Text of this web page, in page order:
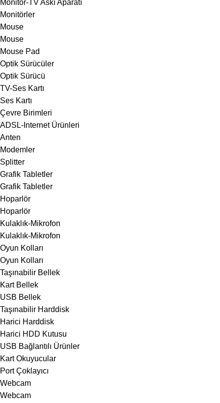
Monitör-TV Askı Aparatı
Monitörler
Mouse
Mouse
Mouse Pad
Optik Sürücüler
Optik Sürücü
TV-Ses Kartı
Ses Kartı
Çevre Birimleri
ADSL-Internet Ürünleri
Anten
Modemler
Splitter
Grafik Tabletler
Grafik Tabletler
Hoparlör
Hoparlör
Kulaklık-Mikrofon
Kulaklık-Mikrofon
Oyun Kolları
Oyun Kolları
Taşınabilir Bellek
Kart Bellek
USB Bellek
Taşınabilir Harddisk
Harici Harddisk
Harici HDD Kutusu
USB Bağlantılı Ürünler
Kart Okuyucular
Port Çoklayıcı
Webcam
Webcam